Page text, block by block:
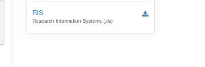
RIS
Research Information Systems (.ris)